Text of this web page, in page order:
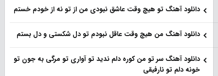
دانلود آهنگ تو هیچ وقت عاشق نبودی من از تو نه از خودم خستم
دانلود آهنگ من هیچ وقت عاقل نبودم تو دل شکستی و دل بستم
دانلود آهنگ سر تو من کوره دلم ندید تو آواری تو مرگی به جون تو
خونه دلم تو نارفیقی